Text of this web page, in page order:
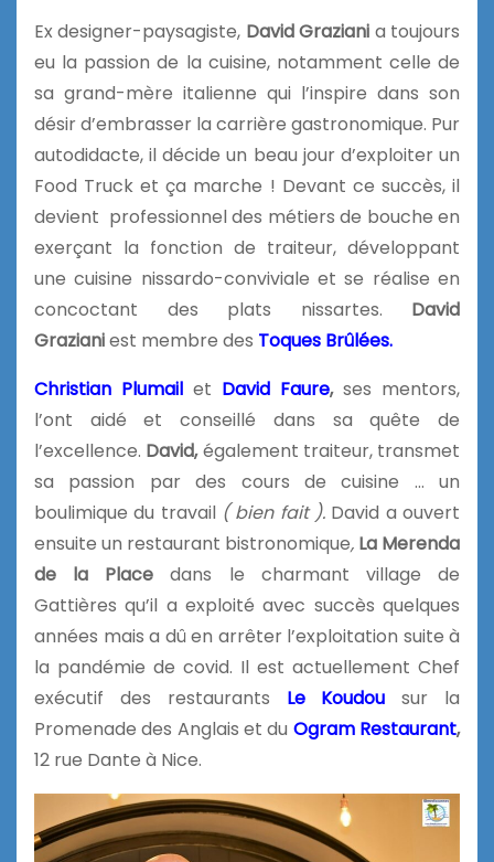
Ex designer-paysagiste, David Graziani a toujours
eu la passion de la cuisine, notamment celle de
sa grand-mère italienne qui l’inspire dans son
désir d’embrasser la carrière gastronomique. Pur
autodidacte, il décide un beau jour d’exploiter un
Food Truck et ça marche ! Devant ce succès, il
devient professionnel des métiers de bouche en
exerçant la fonction de traiteur, développant
une cuisine nissardo-conviviale et se réalise en
concoctant des plats nissartes. David
Grazianiest membre des Toques Brûlées.
Christian Plumail et David Faure,ses mentors,
l’ont aidé et conseillé dans sa quête de
l’excellence. David,également traiteur, transmet
sa passion par des cours de cuisine … un
boulimique du travail ( bien fait ). David a ouvert
ensuite un restaurant bistronomique, La Merenda
de la Place dans le charmant village de
Gattières qu’il a exploité avec succès quelques
années mais a dû en arrêter l’exploitation suite à
la pandémie de covid. Il est actuellement Chef
exécutif des restaurants Le Koudou sur la
Promenade des Anglais et du Ogram Restaurant,
12 rue Dante à Nice.